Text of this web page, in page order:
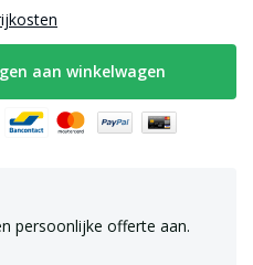
aan winkelwagen
persoonlijke offerte aan.